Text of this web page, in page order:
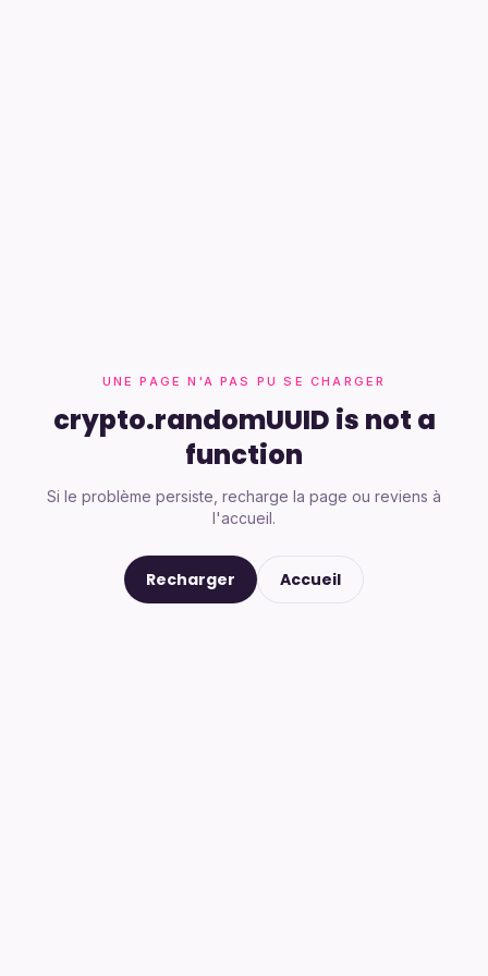
UNE PAGE N'A PAS PU SE CHARGER
crypto.randomUUID is not a
function
Si le problème persiste, recharge la page ou reviens à
l'accueil.
Recharger Accueil